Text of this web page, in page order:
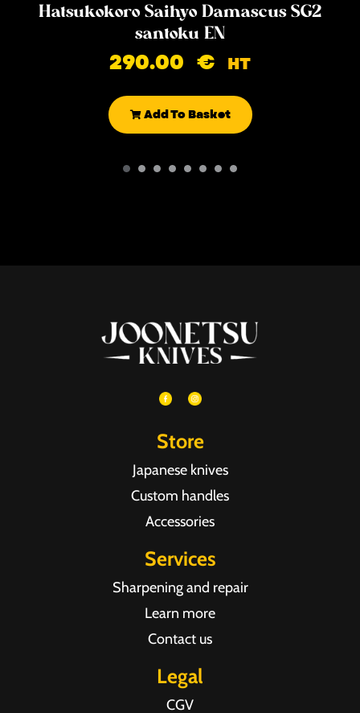
Hatsukokoro Saihyo Damascus SG2
santoku EN
290.00 € HT
Add To Basket
Store
Japanese knives
Custom handles
Accessories
Services
Sharpening and repair
Learn more
Contact us
Legal
CGV